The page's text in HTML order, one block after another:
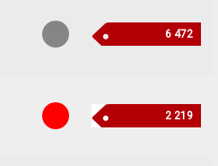
6 472
2 219